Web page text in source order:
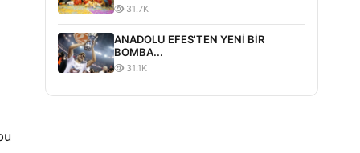
31.7K
ANADOLU EFES'TEN YENİ BİR
BOMBA...
31.1K